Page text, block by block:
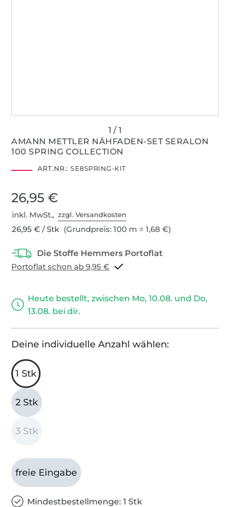
AMANN METTLER NÄHFADEN-SET SERALON
100 SPRING COLLECTION
ART.NR.: SE8SPRING-KIT
26,95 €
inkl. MwSt.,zzgl. Versandkosten
26,95 € / Stk (Grundpreis: 100 m = 1,68 €)
Portoflat schon ab 9,95 €
Heute bestellt, zwischen Mo, 10.08. und Do,
13.08. bei dir.
Deine individuelle Anzahl wählen:
1 Stk
2 Stk
3 Stk
freie Eingabe
Mindestbestellmenge: 1 Stk